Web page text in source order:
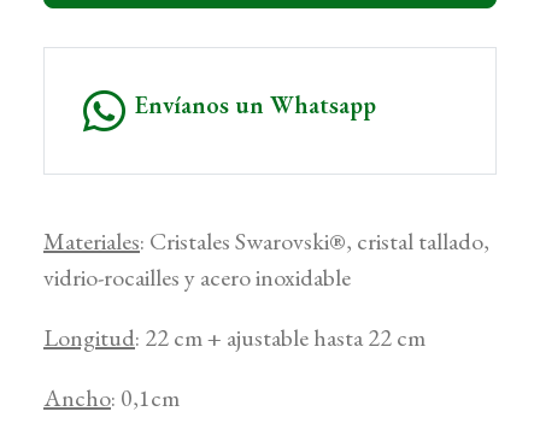
Envíanos un Whatsapp
Materiales: Cristales Swarovski®, cristal tallado,
vidrio-rocailles y acero inoxidable
Longitud: 22 cm + ajustable hasta 22 cm
Ancho: 0,1cm